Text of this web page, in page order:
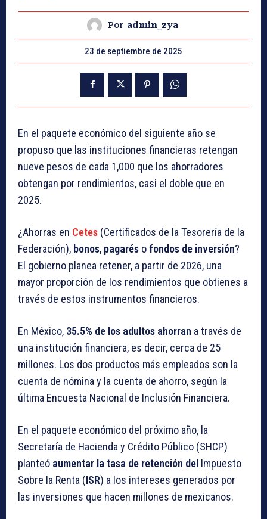
Por admin_zya
23 de septiembre de 2025
En el paquete económico del siguiente año se
propuso que las instituciones financieras retengan
nueve pesos de cada 1,000 que los ahorradores
obtengan por rendimientos, casi el doble que en
2025.
¿Ahorras en Cetes (Certificados de la Tesorería de la
Federación), bonos, pagarés ofondos de inversión?
El gobierno planea retener, a partir de 2026, una
mayor proporción de los rendimientos que obtienes a
través de estos instrumentos financieros.
En México, 35.5% de los adultos ahorran a través de
una institución financiera, es decir, cerca de 25
millones. Los dos productos más empleados son la
cuenta de nómina y la cuenta de ahorro, según la
última Encuesta Nacional de Inclusión Financiera.
En el paquete económico del próximo año, la
Secretaría de Hacienda y Crédito Público (SHCP)
planteó aumentar la tasa de retención del Impuesto
Sobre la Renta (ISR) a los intereses generados por
las inversiones que hacen millones de mexicanos.